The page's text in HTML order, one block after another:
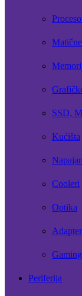
SSD,
Kućišta
Cooleri
Optika
Periferija